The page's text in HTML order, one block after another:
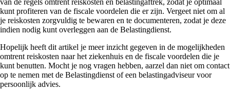
van de regels omtrent reiskosten en belastingaftrek, zodat je optimaal
kunt profiteren van de fiscale voordelen die er zijn. Vergeet niet om al
je reiskosten zorgvuldig te bewaren en te documenteren, zodat je deze
indien nodig kunt overleggen aan de Belastingdienst.
Hopelijk heeft dit artikel je meer inzicht gegeven in de mogelijkheden
omtrent reiskosten naar het ziekenhuis en de fiscale voordelen die je
kunt benutten. Mocht je nog vragen hebben, aarzel dan niet om contact
op te nemen met de Belastingdienst of een belastingadviseur voor
persoonlijk advies.